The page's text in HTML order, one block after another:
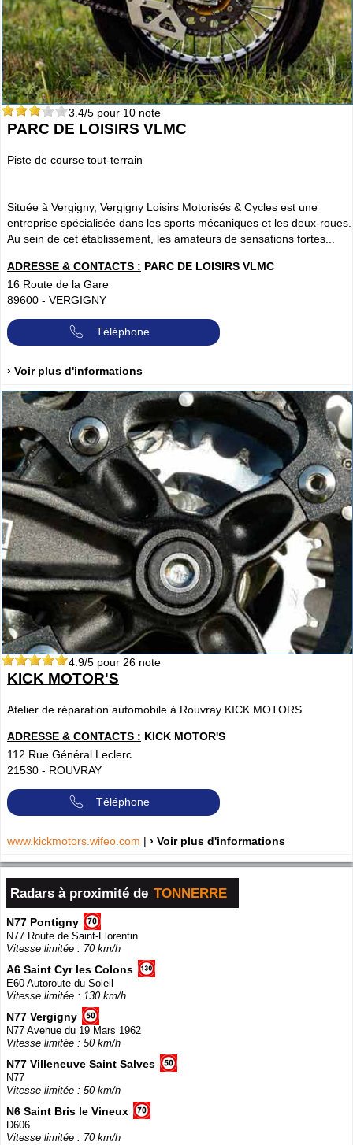
3.4/5 pour 10 note
PARC DE LOISIRS VLMC
Piste de course tout-terrain
Située à Vergigny, Vergigny Loisirs Motorisés & Cycles est une
entreprise spécialisée dans les sports mécaniques et les deux-roues.
Au sein de cet établissement, les amateurs de sensations fortes...
ADRESSE & CONTACTS : PARC DE LOISIRS VLMC
16 Route de la Gare
89600 - VERGIGNY
Téléphone
› Voir plus d'informations
4.9/5 pour 26 note
KICK MOTOR'S
Atelier de réparation automobile à Rouvray KICK MOTORS
ADRESSE & CONTACTS : KICK MOTOR'S
112 Rue Général Leclerc
21530 - ROUVRAY
Téléphone
www.kickmotors.wifeo.com | › Voir plus d'informations
Radars à proximité de TONNERRE
N77 Pontigny
N77 Route de Saint-Florentin
Vitesse limitée : 70 km/h
A6 Saint Cyr les Colons
E60 Autoroute du Soleil
Vitesse limitée : 130 km/h
N77 Vergigny
N77 Avenue du 19 Mars 1962
Vitesse limitée : 50 km/h
N77 Villeneuve Saint Salves
N77
Vitesse limitée : 50 km/h
N6 Saint Bris le Vineux
D606
Vitesse limitée : 70 km/h